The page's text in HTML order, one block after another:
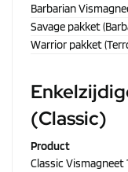
Barbarian
Savage pakket
Warrior pakket
(Classic)
Product
Classic Vismagneet